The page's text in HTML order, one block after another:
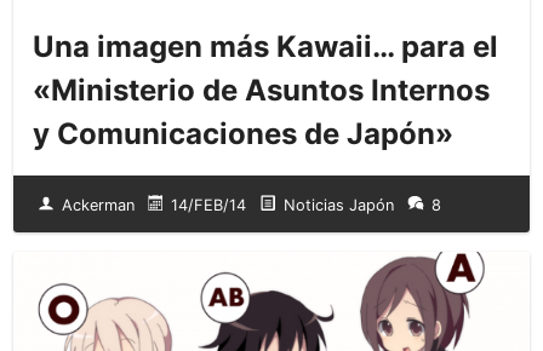
Una imagen más Kawaii… para el
«Ministerio de Asuntos Internos
y Comunicaciones de Japón»
Ackerman 14/FEB/14 Noticias Japón 8